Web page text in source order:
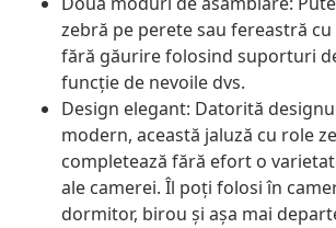
zebră pe perete sau fereastră
fără găurire folosind suporturi
funcție de nevoile dvs.
Design elegant: Datorită
modern, această jaluză cu role
completează fără efort o
ale camerei. Îl poți folosi în
dormitor, birou și așa mai